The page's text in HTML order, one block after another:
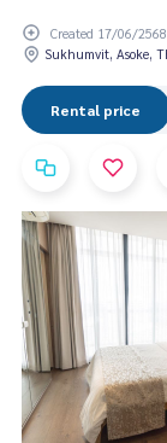
Created 17/06/2568
Sukhumvit, Asoke,
Rental price